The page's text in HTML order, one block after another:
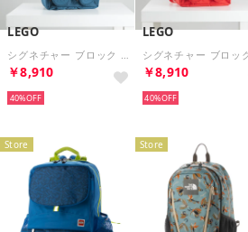
LEGO
￥8,910
40%
LEGO
￥8,910
40%
Store Store